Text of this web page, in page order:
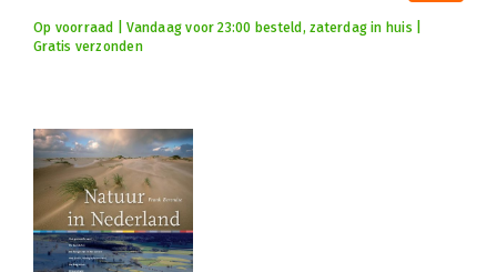
Op voorraad | Vandaag voor 23:00 besteld, zaterdag in huis |
Gratis verzonden